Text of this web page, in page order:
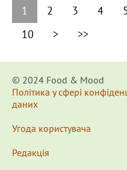
1 2 3 4
10
> >>
© 2024 Food & Мood
Політика у сфері
даних
Угода користувача
Редакція